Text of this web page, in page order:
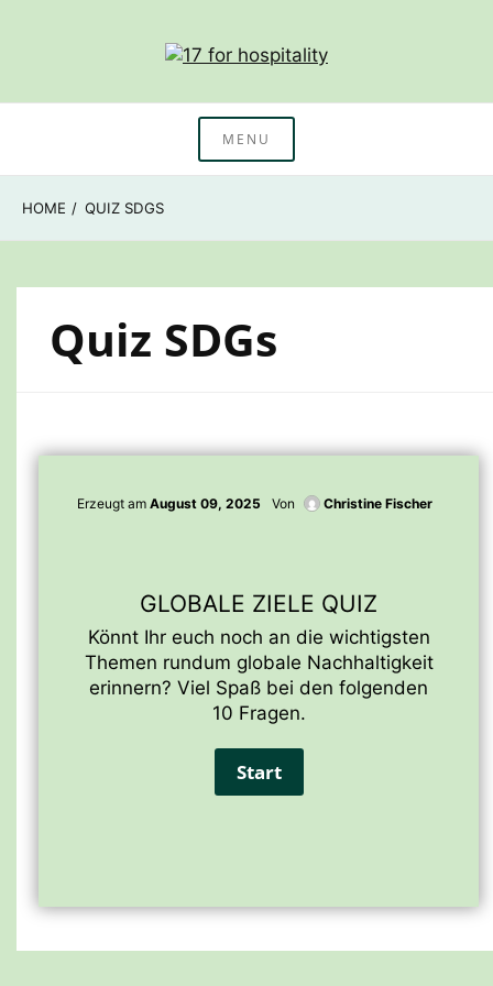
17 for hospitality
MENU
HOME QUIZ SDGS
Quiz SDGs
Erzeugt am August 09, 2025 Von Christine Fischer
GLOBALE ZIELE QUIZ
Könnt Ihr euch noch an die wichtigsten
Themen rundum globale Nachhaltigkeit
erinnern? Viel Spaß bei den folgenden
10 Fragen.